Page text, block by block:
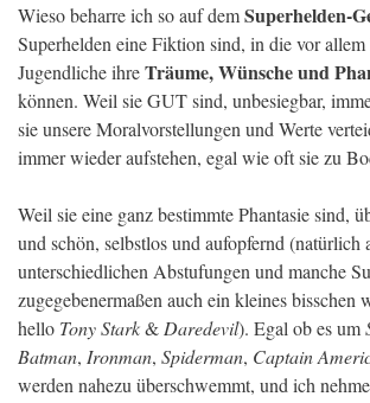
Wieso beharre ich so auf demSuperhelden-
Superhelden eine Fiktion sind, in die vor
Jugendliche ihreTräume, Wünsche und
können. Weil sie GUT sind, unbesiegbar,
sie unsere Moralvorstellungen und Werte
immer wieder aufstehen, egal wie oft sie zu
Weil sie eine ganz bestimmte Phantasie sind,
und schön, selbstlos und aufopfernd (natürlich
unterschiedlichen Abstufungen und manche
zugegebenermaßen auch ein kleines bisschen
hello Tony Stark& Daredevil). Egal ob es um
Batman, Ironman, Spiderman, Captain
werden nahezu überschwemmt, und ich